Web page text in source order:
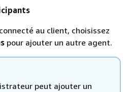
au client, choisissez
pour ajouter un autre agent.
peut ajouter un